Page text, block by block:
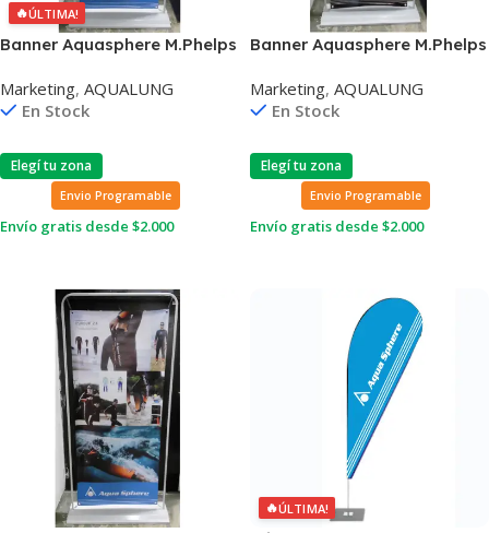
🔥ÚLTIMA!
Banner Aquasphere M.Phelps
Marketing, AQUALUNG
En Stock
Elegí tu zona
Envio Programable
Envío gratis desde $2.000
Banner Aquasphere M.Phelps
Marketing, AQUALUNG
En Stock
Elegí tu zona
Envio Programable
Envío gratis desde $2.000
🔥ÚLTIMA!